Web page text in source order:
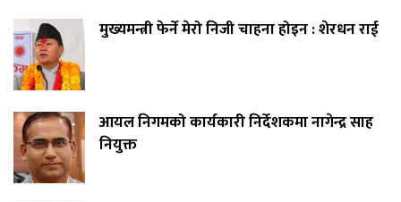
मुख्यमन्त्री फेर्ने मेरो निजी चाहना होइन : शेरधन राई
आयल निगमको कार्यकारी निर्देशकमा नागेन्द्र साह
नियुक्त